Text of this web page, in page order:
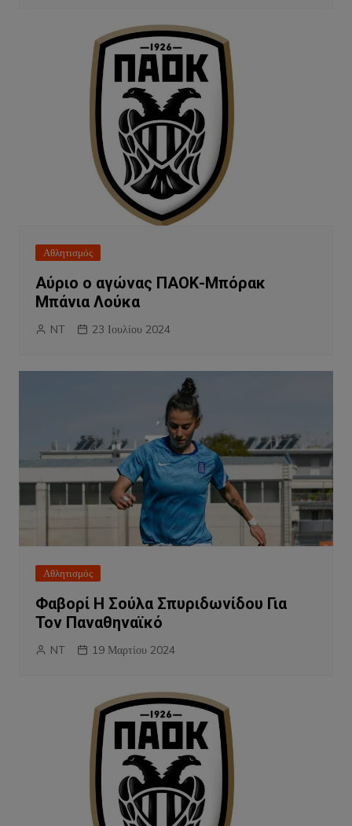
Αθλητισμός
Αύριο ο αγώνας ΠΑΟΚ-Μπόρακ
Μπάνια Λούκα
NT 23 Ιουλίου 2024
Αθλητισμός
Φαβορί Η Σούλα Σπυριδωνίδου Για
Τον Παναθηναϊκό
NT 19 Μαρτίου 2024